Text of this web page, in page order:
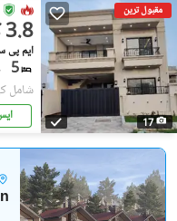
مقبول ترین
17
3.8 کروڑ
5
شامل کی:2